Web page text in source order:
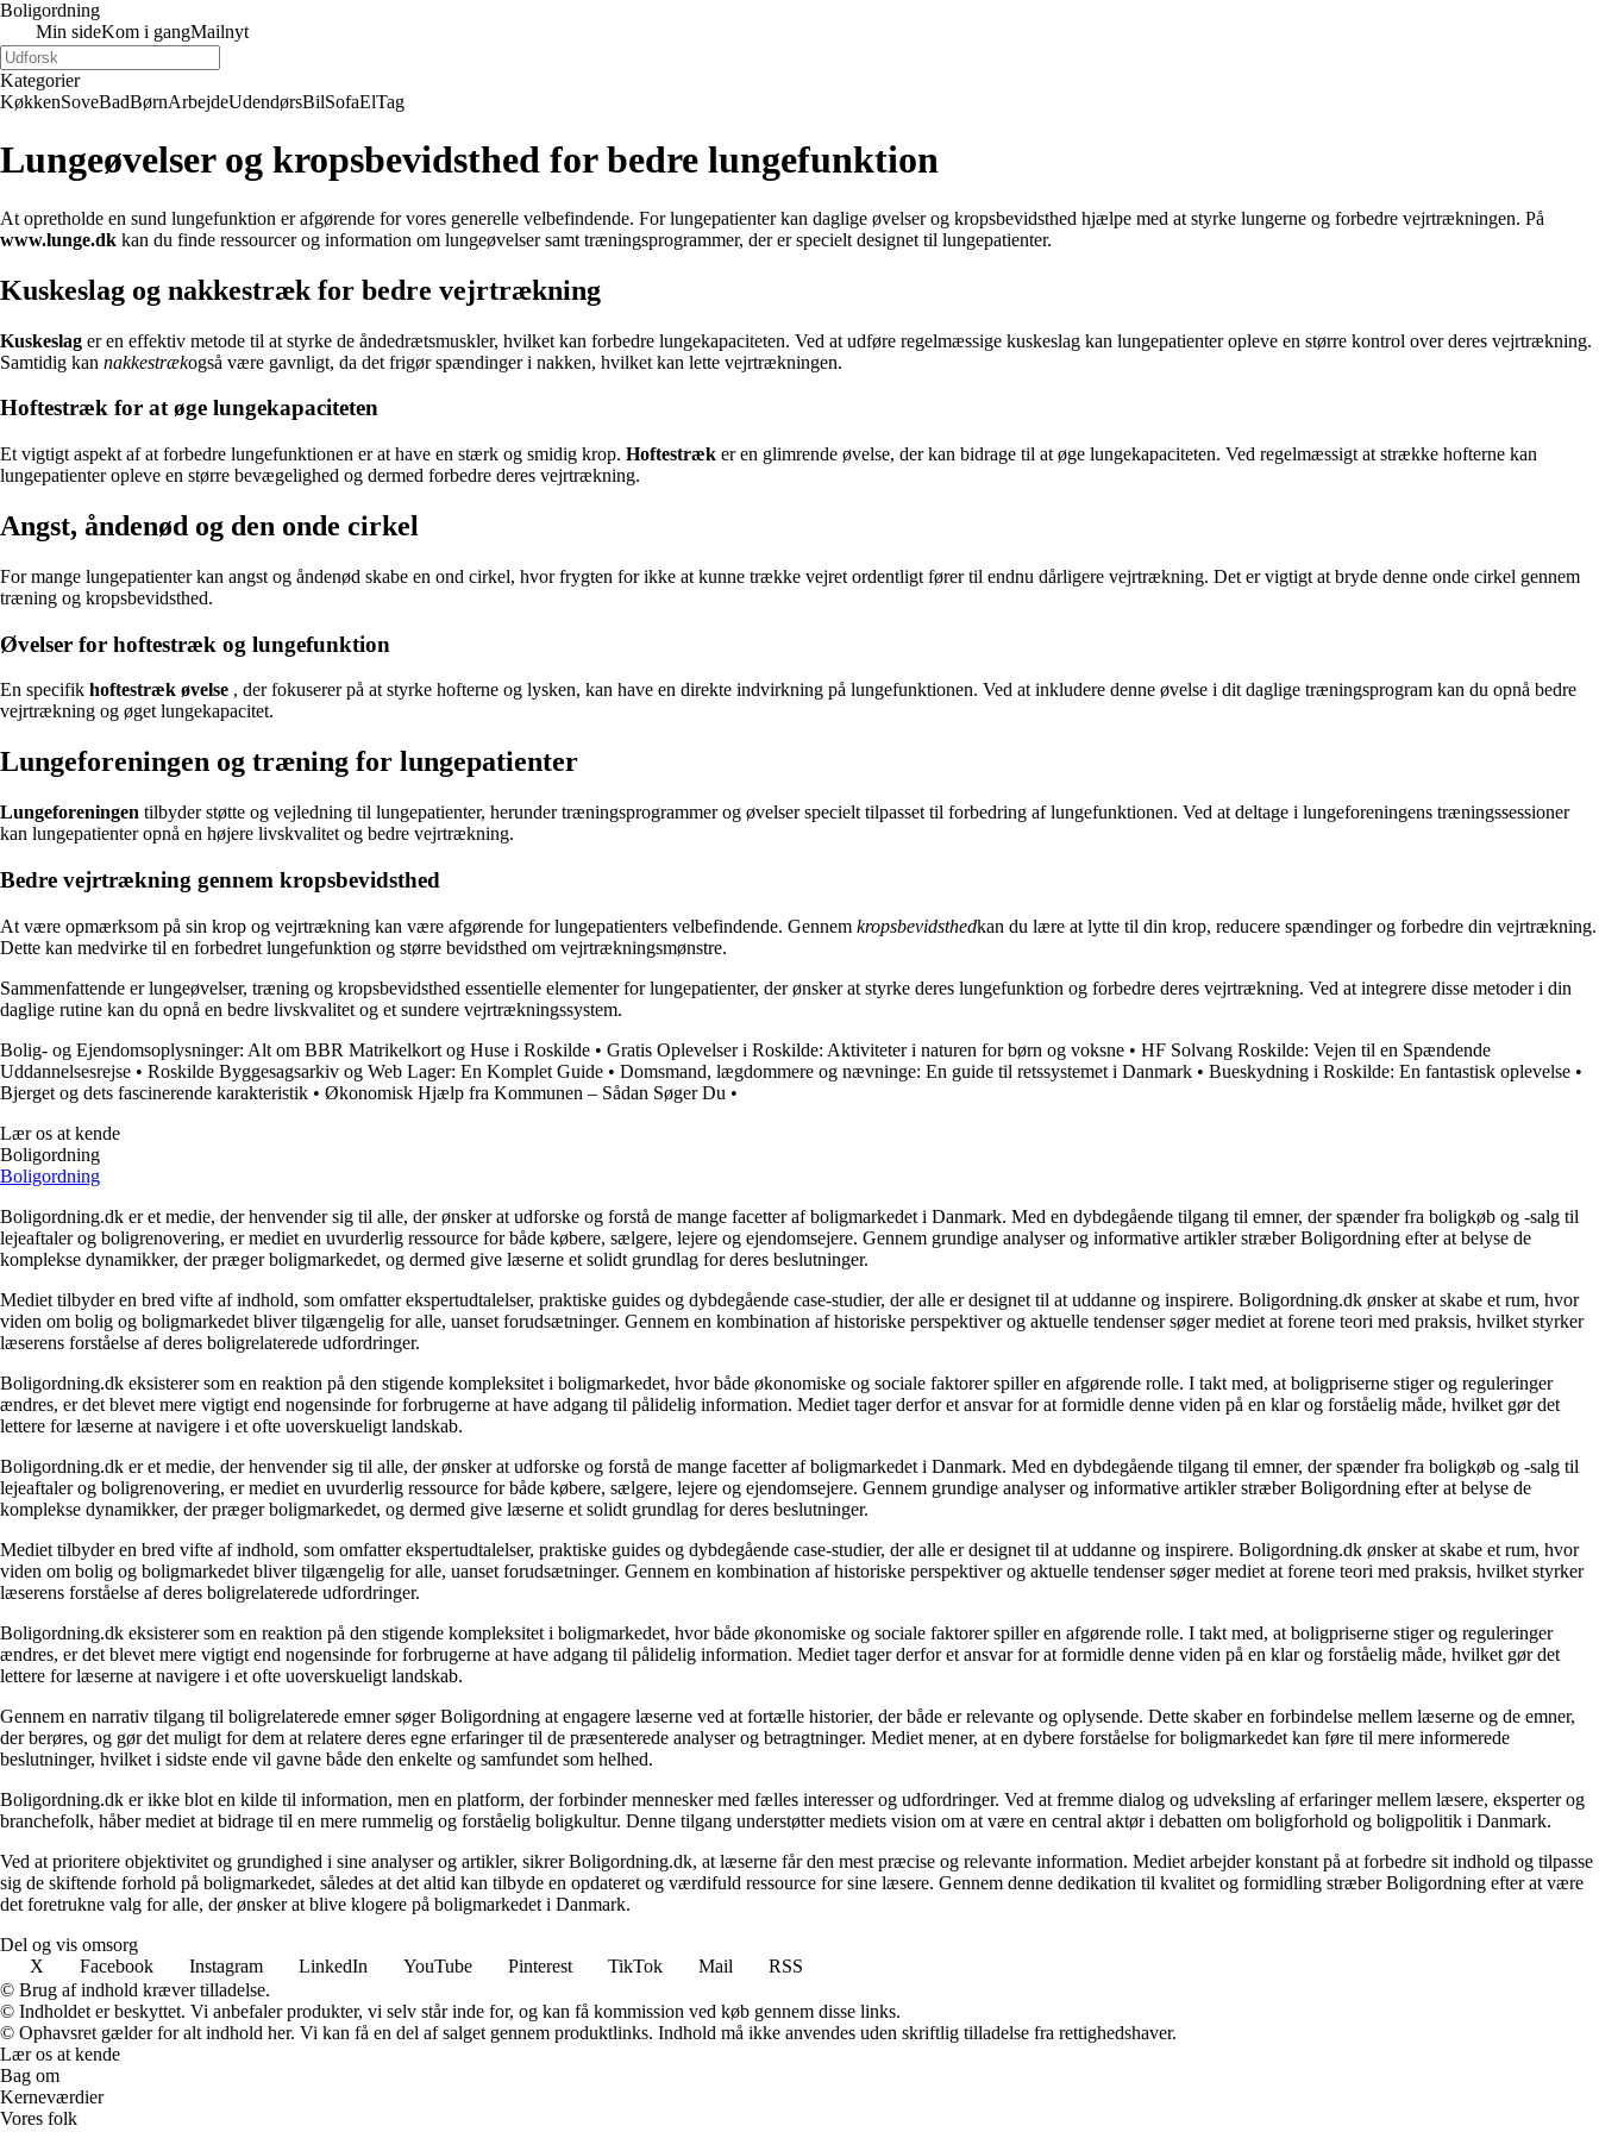
Boligordning
Min sideKom i gangMailnyt
Kategorier
KøkkenSoveBadBørnArbejdeUdendørsBilSofaElTag
Lungeøvelser og kropsbevidsthed for bedre lungefunktion
At opretholde en sund lungefunktion er afgørende for vores generelle velbefindende. For lungepatienter kan daglige øvelser og kropsbevidsthed hjælpe med at styrke lungerne og forbedre vejrtrækningen. På
www.lunge.dk kan du finde ressourcer og information om lungeøvelser samt træningsprogrammer, der er specielt designet til lungepatienter.
Kuskeslag og nakkestræk for bedre vejrtrækning
Kuskeslag er en effektiv metode til at styrke de åndedrætsmuskler, hvilket kan forbedre lungekapaciteten. Ved at udføre regelmæssige kuskeslag kan lungepatienter opleve en større kontrol over deres vejrtrækning.
Samtidig kan nakkestrækogså være gavnligt, da det frigør spændinger i nakken, hvilket kan lette vejrtrækningen.
Hoftestræk for at øge lungekapaciteten
Et vigtigt aspekt af at forbedre lungefunktionen er at have en stærk og smidig krop. Hoftestræk er en glimrende øvelse, der kan bidrage til at øge lungekapaciteten. Ved regelmæssigt at strække hofterne kan
lungepatienter opleve en større bevægelighed og dermed forbedre deres vejrtrækning.
Angst, åndenød og den onde cirkel
For mange lungepatienter kan angst og åndenød skabe en ond cirkel, hvor frygten for ikke at kunne trække vejret ordentligt fører til endnu dårligere vejrtrækning. Det er vigtigt at bryde denne onde cirkel gennem
træning og kropsbevidsthed.
Øvelser for hoftestræk og lungefunktion
En specifik hoftestræk øvelse , der fokuserer på at styrke hofterne og lysken, kan have en direkte indvirkning på lungefunktionen. Ved at inkludere denne øvelse i dit daglige træningsprogram kan du opnå bedre
vejrtrækning og øget lungekapacitet.
Lungeforeningen og træning for lungepatienter
Lungeforeningen tilbyder støtte og vejledning til lungepatienter, herunder træningsprogrammer og øvelser specielt tilpasset til forbedring af lungefunktionen. Ved at deltage i lungeforeningens træningssessioner
kan lungepatienter opnå en højere livskvalitet og bedre vejrtrækning.
Bedre vejrtrækning gennem kropsbevidsthed
At være opmærksom på sin krop og vejrtrækning kan være afgørende for lungepatienters velbefindende. Gennem kropsbevidsthedkan du lære at lytte til din krop, reducere spændinger og forbedre din vejrtrækning.
Dette kan medvirke til en forbedret lungefunktion og større bevidsthed om vejrtrækningsmønstre.
Sammenfattende er lungeøvelser, træning og kropsbevidsthed essentielle elementer for lungepatienter, der ønsker at styrke deres lungefunktion og forbedre deres vejrtrækning. Ved at integrere disse metoder i din
daglige rutine kan du opnå en bedre livskvalitet og et sundere vejrtrækningssystem.
Bolig- og Ejendomsoplysninger: Alt om BBR Matrikelkort og Huse i Roskilde • Gratis Oplevelser i Roskilde: Aktiviteter i naturen for børn og voksne • HF Solvang Roskilde: Vejen til en Spændende
Uddannelsesrejse • Roskilde Byggesagsarkiv og Web Lager: En Komplet Guide • Domsmand, lægdommere og nævninge: En guide til retssystemet i Danmark • Bueskydning i Roskilde: En fantastisk oplevelse •
Bjerget og dets fascinerende karakteristik • Økonomisk Hjælp fra Kommunen – Sådan Søger Du •
Lær os at kende
Boligordning
Boligordning
Boligordning.dk er et medie, der henvender sig til alle, der ønsker at udforske og forstå de mange facetter af boligmarkedet i Danmark. Med en dybdegående tilgang til emner, der spænder fra boligkøb og -salg til
lejeaftaler og boligrenovering, er mediet en uvurderlig ressource for både købere, sælgere, lejere og ejendomsejere. Gennem grundige analyser og informative artikler stræber Boligordning efter at belyse de
komplekse dynamikker, der præger boligmarkedet, og dermed give læserne et solidt grundlag for deres beslutninger.
Mediet tilbyder en bred vifte af indhold, som omfatter ekspertudtalelser, praktiske guides og dybdegående case-studier, der alle er designet til at uddanne og inspirere. Boligordning.dk ønsker at skabe et rum, hvor
viden om bolig og boligmarkedet bliver tilgængelig for alle, uanset forudsætninger. Gennem en kombination af historiske perspektiver og aktuelle tendenser søger mediet at forene teori med praksis, hvilket styrker
læserens forståelse af deres boligrelaterede udfordringer.
Boligordning.dk eksisterer som en reaktion på den stigende kompleksitet i boligmarkedet, hvor både økonomiske og sociale faktorer spiller en afgørende rolle. I takt med, at boligpriserne stiger og reguleringer
ændres, er det blevet mere vigtigt end nogensinde for forbrugerne at have adgang til pålidelig information. Mediet tager derfor et ansvar for at formidle denne viden på en klar og forståelig måde, hvilket gør det
lettere for læserne at navigere i et ofte uoverskueligt landskab.
Boligordning.dk er et medie, der henvender sig til alle, der ønsker at udforske og forstå de mange facetter af boligmarkedet i Danmark. Med en dybdegående tilgang til emner, der spænder fra boligkøb og -salg til
lejeaftaler og boligrenovering, er mediet en uvurderlig ressource for både købere, sælgere, lejere og ejendomsejere. Gennem grundige analyser og informative artikler stræber Boligordning efter at belyse de
komplekse dynamikker, der præger boligmarkedet, og dermed give læserne et solidt grundlag for deres beslutninger.
Mediet tilbyder en bred vifte af indhold, som omfatter ekspertudtalelser, praktiske guides og dybdegående case-studier, der alle er designet til at uddanne og inspirere. Boligordning.dk ønsker at skabe et rum, hvor
viden om bolig og boligmarkedet bliver tilgængelig for alle, uanset forudsætninger. Gennem en kombination af historiske perspektiver og aktuelle tendenser søger mediet at forene teori med praksis, hvilket styrker
læserens forståelse af deres boligrelaterede udfordringer.
Boligordning.dk eksisterer som en reaktion på den stigende kompleksitet i boligmarkedet, hvor både økonomiske og sociale faktorer spiller en afgørende rolle. I takt med, at boligpriserne stiger og reguleringer
ændres, er det blevet mere vigtigt end nogensinde for forbrugerne at have adgang til pålidelig information. Mediet tager derfor et ansvar for at formidle denne viden på en klar og forståelig måde, hvilket gør det
lettere for læserne at navigere i et ofte uoverskueligt landskab.
Gennem en narrativ tilgang til boligrelaterede emner søger Boligordning at engagere læserne ved at fortælle historier, der både er relevante og oplysende. Dette skaber en forbindelse mellem læserne og de emner,
der berøres, og gør det muligt for dem at relatere deres egne erfaringer til de præsenterede analyser og betragtninger. Mediet mener, at en dybere forståelse for boligmarkedet kan føre til mere informerede
beslutninger, hvilket i sidste ende vil gavne både den enkelte og samfundet som helhed.
Boligordning.dk er ikke blot en kilde til information, men en platform, der forbinder mennesker med fælles interesser og udfordringer. Ved at fremme dialog og udveksling af erfaringer mellem læsere, eksperter og
branchefolk, håber mediet at bidrage til en mere rummelig og forståelig boligkultur. Denne tilgang understøtter mediets vision om at være en central aktør i debatten om boligforhold og boligpolitik i Danmark.
Ved at prioritere objektivitet og grundighed i sine analyser og artikler, sikrer Boligordning.dk, at læserne får den mest præcise og relevante information. Mediet arbejder konstant på at forbedre sit indhold og tilpasse
sig de skiftende forhold på boligmarkedet, således at det altid kan tilbyde en opdateret og værdifuld ressource for sine læsere. Gennem denne dedikation til kvalitet og formidling stræber Boligordning efter at være
det foretrukne valg for alle, der ønsker at blive klogere på boligmarkedet i Danmark.
Del og vis omsorg
X
Facebook Instagram LinkedIn YouTube Pinterest TikTok Mail
RSS
© Brug af indhold kræver tilladelse.
© Indholdet er beskyttet. Vi anbefaler produkter, vi selv står inde for, og kan få kommission ved køb gennem disse links.
© Ophavsret gælder for alt indhold her. Vi kan få en del af salget gennem produktlinks. Indhold må ikke anvendes uden skriftlig tilladelse fra rettighedshaver.
Lær os at kende
Bag om
Kerneværdier
Vores folk